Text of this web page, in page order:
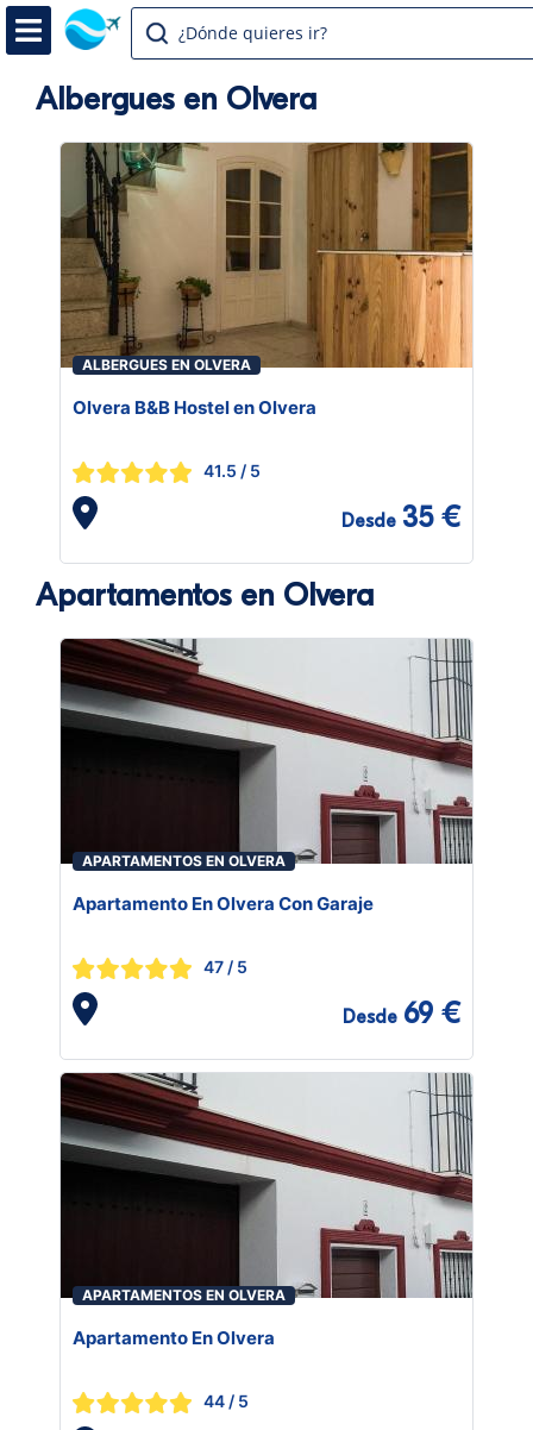
¿Dónde quieres ir?
Albergues en Olvera
ALBERGUES EN OLVERA
Olvera B&B Hostel en Olvera
41.5 / 5
Desde 35 €
Apartamentos en Olvera
APARTAMENTOS EN OLVERA
Apartamento En Olvera Con Garaje
47 / 5
Desde 69 €
APARTAMENTOS EN OLVERA
Apartamento En Olvera
44 / 5